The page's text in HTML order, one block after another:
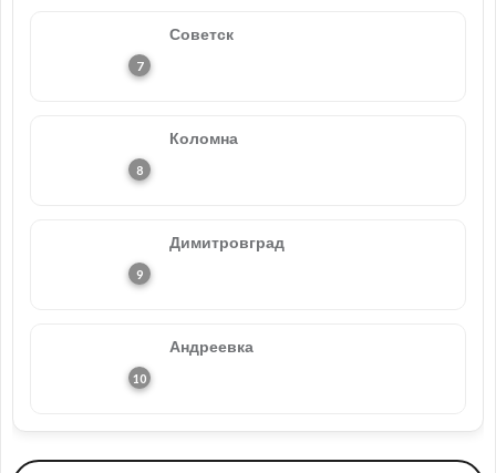
Советск
Коломна
Димитровград
Андреевка